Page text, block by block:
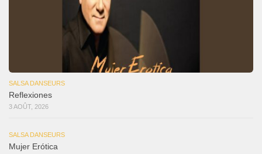
SALSA DANSEURS
Reflexiones
3 AOÛT, 2026
SALSA DANSEURS
Mujer Erótica